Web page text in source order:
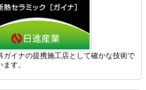
ガイナの提携施工店として確かな技術で
す。